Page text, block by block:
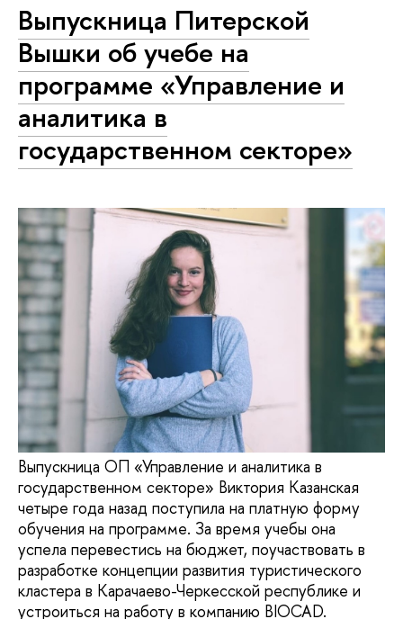
Выпускница Питерской
Вышки об учебе на
программе «Управление и
аналитика в
государственном секторе»
Выпускница ОП «Управление и аналитика в
государственном секторе» Виктория Казанская
четыре года назад поступила на платную форму
обучения на программе. За время учебы она
успела перевестись на бюджет, поучаствовать в
разработке концепции развития туристического
кластера в Карачаево-Черкесской республике и
устроиться на работу в компанию BIOCAD.